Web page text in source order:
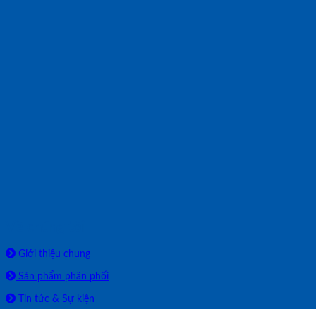
Giới thiệu chung
Sản phẩm phân phối
Tin tức & Sự kiện